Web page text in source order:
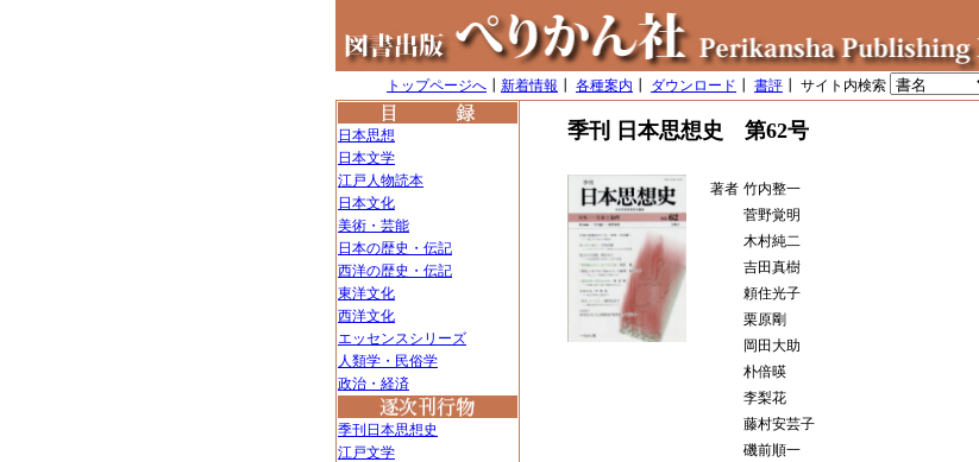
トップページへ 新着情報 各種案内 ダウンロード 書評 ┃ サイト内検索
日本思想
日本文学
江戸人物読本
日本文化
美術・芸能
日本の歴史・伝記
西洋の歴史・伝記
東洋文化
西洋文化
エッセンスシリーズ
人類学・民俗学
政治・経済
季刊日本思想史
江戸文学
季刊 日本思想史 第62号
著者 竹内整一
菅野覚明
木村純二
吉田真樹
頼住光子
栗原剛
岡田大助
朴倍暎
李梨花
藤村安芸子
磯前順一